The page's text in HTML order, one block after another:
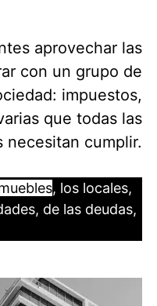
aprovechar las
con un grupo de
impuestos,
que todas las
necesitan cumplir.
, los locales,
de las deudas,